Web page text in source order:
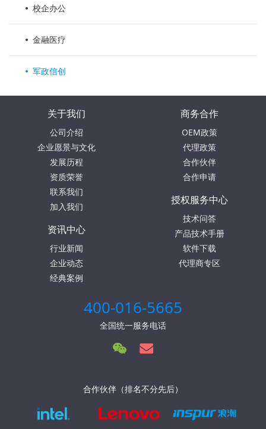
校企办公
金融医疗
军政信创
关于我们
公司介绍
企业愿景与文化
发展历程
资质荣誉
联系我们
加入我们
商务合作
OEM政策
代理政策
合作伙伴
合作申请
授权服务中心
技术问答
产品技术手册
软件下载
代理商专区
资讯中心
行业新闻
企业动态
经典案例
400-016-5665
全国统一服务电话
合作伙伴（排名不分先后）